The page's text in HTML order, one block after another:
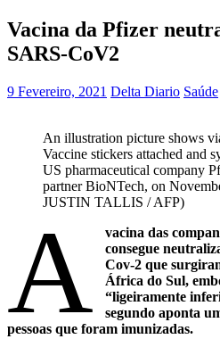
Vacina da Pfizer
SARS-CoV2
9 Fevereiro, 2021 Delta Diario Saúde
An illustration picture shows
Vaccine stickers attached and
US pharmaceutical company
partner BioNTech, on
JUSTIN TALLIS / AFP)
A
vacina das
consegue
Cov-2 que
África do Sul,
“ligeiramente
segundo aponta
pessoas que foram imunizadas.